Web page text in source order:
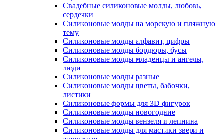
Свадебные силиконовые молды, любовь,
сердечки
Силиконовые молды на морскую и пляжную
тему
Силиконовые молды алфавит, цифры
Силиконовые молды бордюры, бусы
Силиконовые молды младенцы и ангелы,
люди
Силиконовые молды разные
Силиконовые молды цветы, бабочки,
листики
Силиконовые формы для 3D фигурок
Силиконовые молды новогодние
Силиконовые молды вензеля и лепнина
Силиконовые молды для мастики звери и